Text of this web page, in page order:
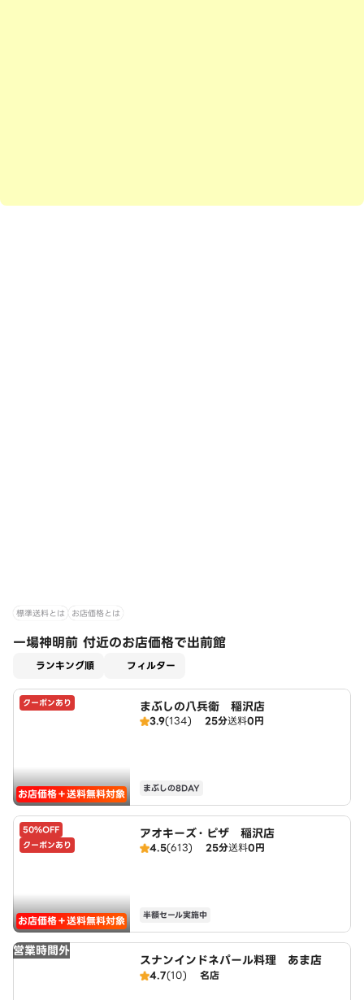
標準送料とは お店価格とは
一場神明前 付近のお店価格で出前館
ランキング順 フィルター
クーポンあり
お店価格＋送料無料対象
まぶしの八兵衛 稲沢店
3.9(134) 25分送料0円
まぶしの8DAY
50%OFF
クーポンあり
お店価格＋送料無料対象
アオキーズ・ピザ 稲沢店
4.5(613) 25分送料0円
半額セール実施中
営業時間外
スナンインドネパール料理 あま店
4.7(10) 名店